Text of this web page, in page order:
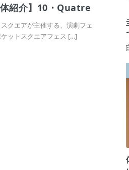
体紹介】10・Quatre
クエアが主催する、演劇フェ
ットスクエアフェス […]